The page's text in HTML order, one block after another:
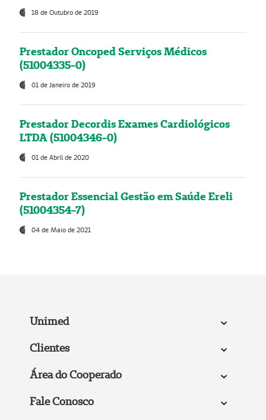
18 de Outubro de 2019
Prestador Oncoped Serviços Médicos
(51004335-0)
01 de Janeiro de 2019
Prestador Decordis Exames Cardiológicos
LTDA (51004346-0)
01 de Abril de 2020
Prestador Essencial Gestão em Saúde Ereli
(51004354-7)
04 de Maio de 2021
Unimed
Clientes
Área do Cooperado
Fale Conosco